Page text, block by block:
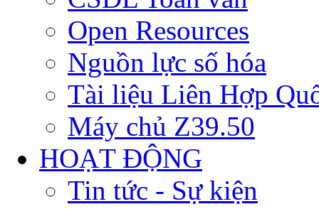
Open Resources
Nguồn lực số hóa
Tài liệu Liên Hợp
Máy chủ Z39.50
HOẠT ĐỘNG
Tin tức - Sự kiện